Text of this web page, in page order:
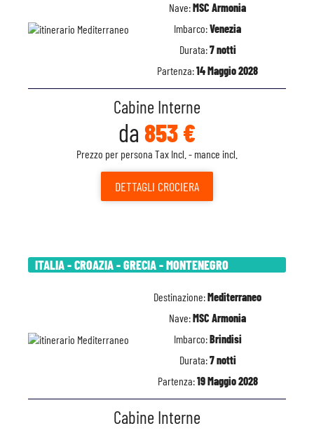
Nave:MSC Armonia
Imbarco:Venezia
Durata:7 notti
Partenza:14 Maggio 2028
Cabine Interne
da 853 €
Prezzo per persona Tax Incl. - mance incl.
DETTAGLI CROCIERA
ITALIA - CROAZIA - GRECIA - MONTENEGRO
Destinazione:Mediterraneo
Nave:MSC Armonia
Imbarco:Brindisi
Durata:7 notti
Partenza:19 Maggio 2028
Cabine Interne